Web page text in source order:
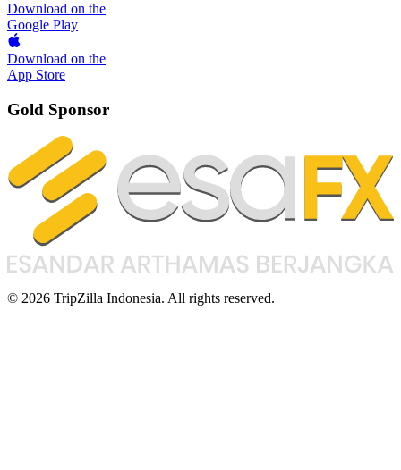
Download on the
Google Play
Download on the
App Store
Gold Sponsor
© 2026 TripZilla Indonesia. All rights reserved.